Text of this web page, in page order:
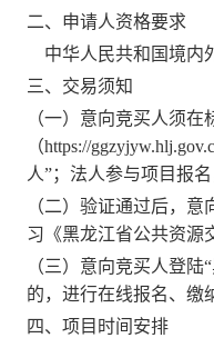
二、申请人资格要求
中华人民共和国境内
三、交易须知
（一）意向竞买人须
（https://
人”；法人参与项目报
（二）验证通过后，意
习《黑龙江省公共资源
（三）意向竞买人登陆
的，进行在线报名、缴
四、项目时间安排